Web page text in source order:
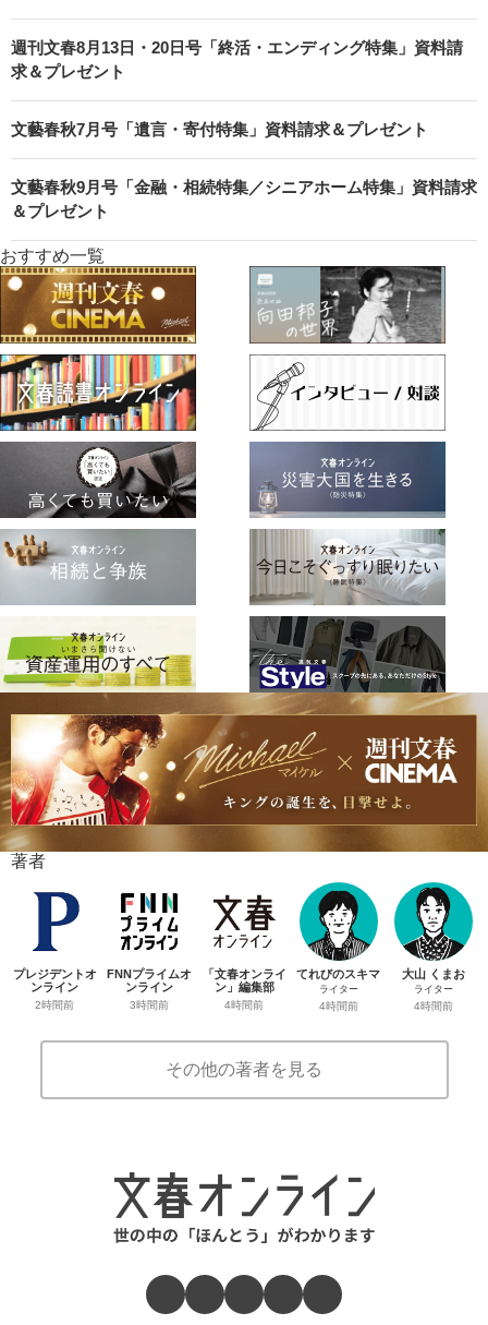
週刊文春8月13日・20日号「終活・エンディング特集」資料請
求＆プレゼント
文藝春秋7月号「遺言・寄付特集」資料請求＆プレゼント
文藝春秋9月号「金融・相続特集／シニアホーム特集」資料請求
＆プレゼント
おすすめ一覧
著者
プレジデントオ
ンライン
2時間前
FNNプライムオ
ンライン
3時間前
「文春オンライ
ン」編集部
4時間前
てれびのスキマ
ライター
4時間前
大山 くまお
ライター
4時間前
その他の著者を見る